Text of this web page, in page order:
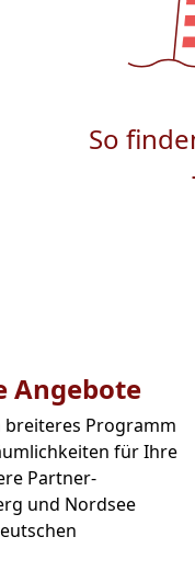
So
Angebote
breiteres Programm
für Ihre
Partner-
und Nordsee